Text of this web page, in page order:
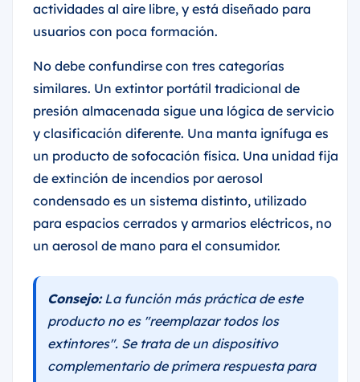
actividades al aire libre, y está diseñado para
usuarios con poca formación.
No debe confundirse con tres categorías
similares. Un extintor portátil tradicional de
presión almacenada sigue una lógica de servicio
y clasificación diferente. Una manta ignífuga es
un producto de sofocación física. Una unidad fija
de extinción de incendios por aerosol
condensado es un sistema distinto, utilizado
para espacios cerrados y armarios eléctricos, no
un aerosol de mano para el consumidor.
Consejo:La función más práctica de este
producto no es "reemplazar todos los
extintores". Se trata de un dispositivo
complementario de primera respuesta para